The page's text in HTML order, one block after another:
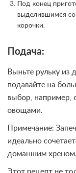
Под конец
выделившимся
корочки.
Подача:
Выньте рульку из
подавайте на
выбор, например,
овощами.
Примечание:
идеально
домашним хреном.